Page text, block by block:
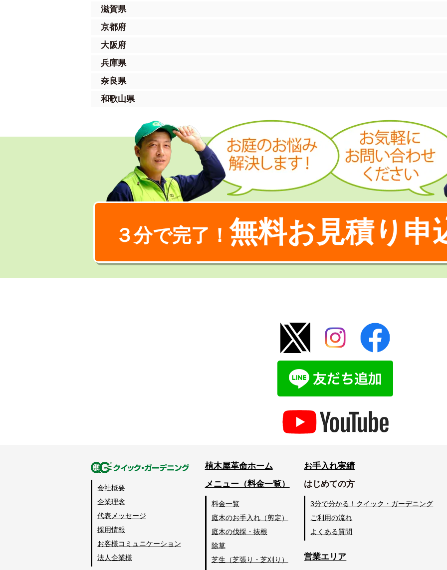
滋賀県
京都府
大阪府
兵庫県
奈良県
和歌山県
３分で完了！ 無料お見積り申
会社概要
企業理念
代表メッセージ
採用情報
お客様コミュニケーション
法人企業様
植木屋革命ホーム
メニュー（料金一覧）
料金一覧
庭木のお手入れ（剪定）
庭木の伐採・抜根
除草
芝生（芝張り・芝刈り）
お手入れ実績
はじめての方
3分で分かる！クイック・ガーデニング
ご利用の流れ
よくある質問
営業エリア